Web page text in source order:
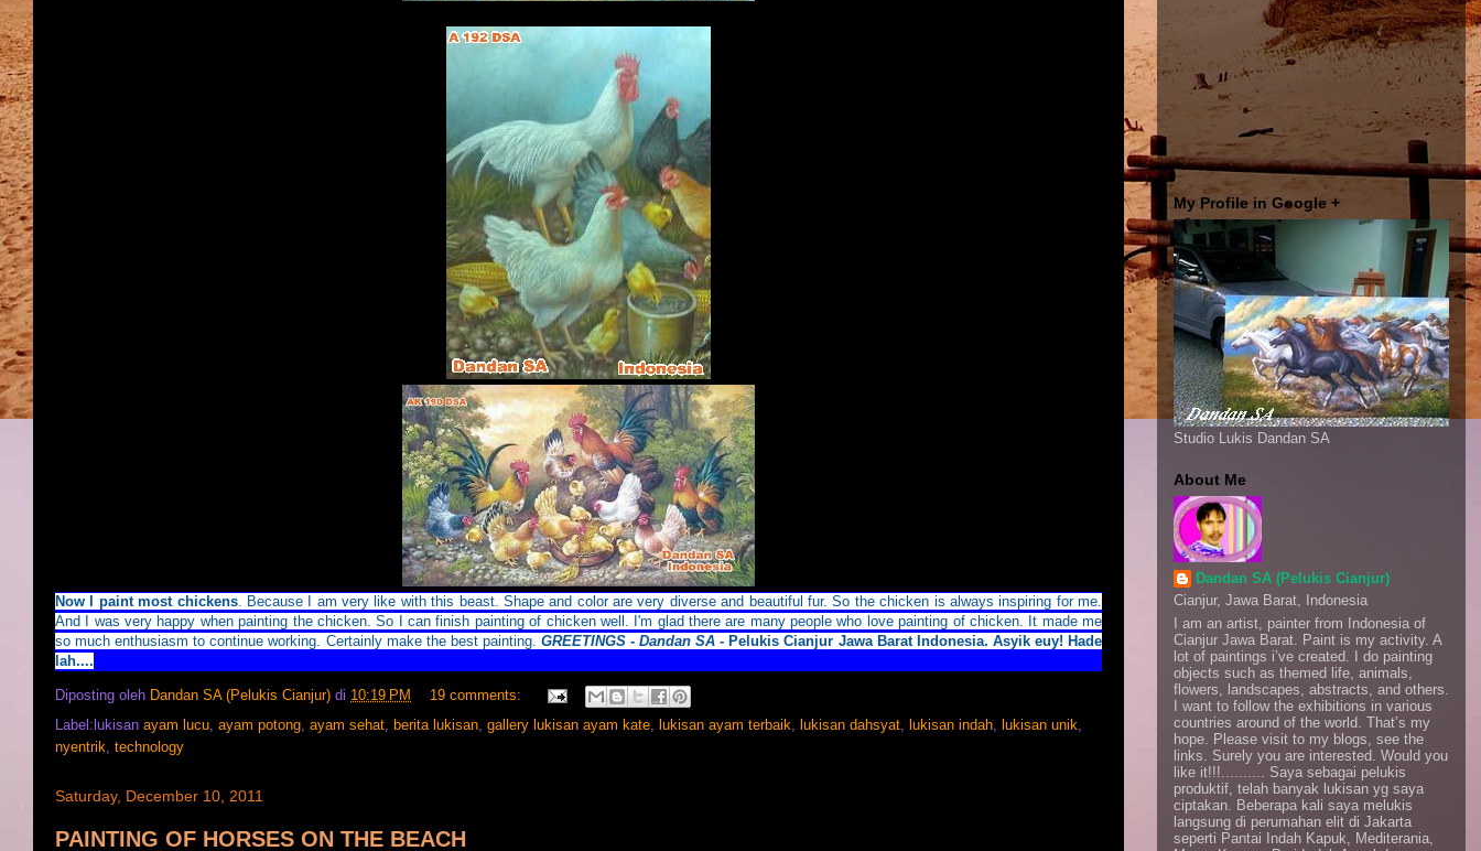
Now I paint most chickens. Because I am very like with this beast. Shape and color are very diverse and beautiful fur.So the chicken is always inspiring for me.
And I was very happy when painting the chicken.So I can finish painting of chicken well. I'm glad there are many people who love painting of chicken. It made me
so much enthusiasm to continue working. Certainly make the best painting. GREETINGS - Dandan SA - Pelukis Cianjur Jawa Barat Indonesia. Asyik euy! Hade
lah....
Diposting oleh Dandan SA (Pelukis Cianjur) di 10:19 PM
19 comments:
Label:lukisan ayam lucu, ayam potong, ayam sehat, berita lukisan, gallery lukisan ayam kate, lukisan ayam terbaik, lukisan dahsyat, lukisan indah, lukisan unik,
nyentrik, technology
Saturday, December 10, 2011
PAINTING OF HORSES ON THE BEACH
My Profile in Google +
Studio Lukis Dandan SA
About Me
Dandan SA (Pelukis Cianjur)
Cianjur, Jawa Barat, Indonesia
I am an artist, painter from Indonesia of
Cianjur Jawa Barat. Paint is my activity. A
lot of paintings i’ve created. I do painting
objects such as themed life, animals,
flowers, landscapes, abstracts, and others.
I want to follow the exhibitions in various
countries around of the world. That’s my
hope. Please visit to my blogs, see the
links. Surely you are interested. Would you
like it!!!.......... Saya sebagai pelukis
produktif, telah banyak lukisan yg saya
ciptakan. Beberapa kali saya melukis
langsung di perumahan elit di Jakarta
seperti Pantai Indah Kapuk, Mediterania,